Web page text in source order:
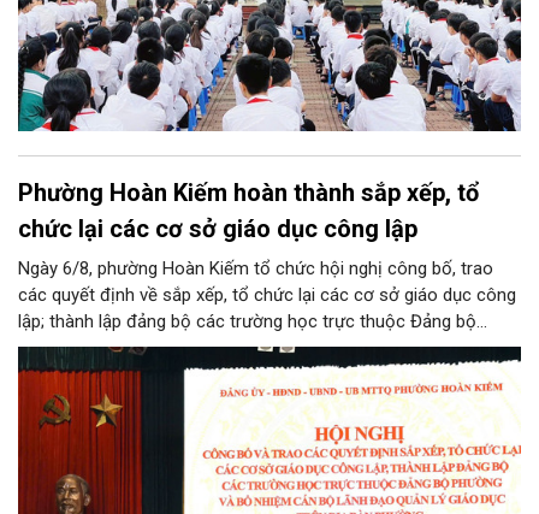
Phường Hoàn Kiếm hoàn thành sắp xếp, tổ
chức lại các cơ sở giáo dục công lập
Ngày 6/8, phường Hoàn Kiếm tổ chức hội nghị công bố, trao
các quyết định về sắp xếp, tổ chức lại các cơ sở giáo dục công
lập; thành lập đảng bộ các trường học trực thuộc Đảng bộ
phường, chỉ định các đồng chí tham gia cấp ủy, Bí thư, Phó Bí
thư Đảng ủy, bổ nhiệm cán bộ lãnh đạo, quản lý giáo dục.